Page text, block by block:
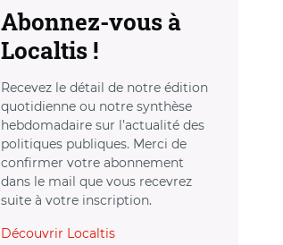
Abonnez-vous à
Localtis !
Recevez le détail de notre édition
quotidienne ou notre synthèse
hebdomadaire sur l’actualité des
politiques publiques. Merci de
confirmer votre abonnement
dans le mail que vous recevrez
suite à votre inscription.
Découvrir Localtis